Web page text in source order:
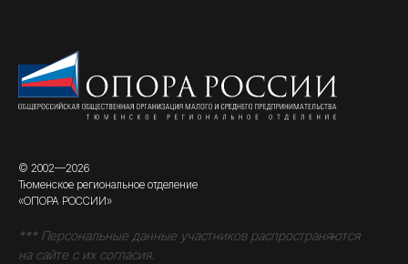
© 2002—2026
Тюменское региональное отделение
«ОПОРА РОССИИ»
*** Персональные данные участников распространяются
на сайте с их согласия.